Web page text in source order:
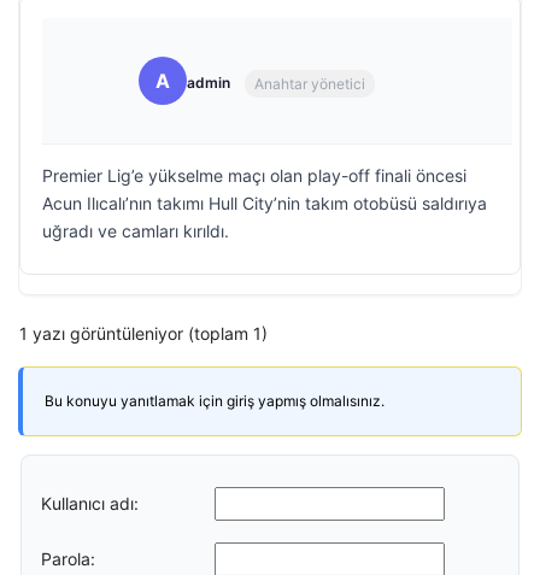
A admin Anahtar yönetici
Premier Lig’e yükselme maçı olan play-off finali öncesi
Acun Ilıcalı’nın takımı Hull City’nin takım otobüsü saldırıya
uğradı ve camları kırıldı.
1 yazı görüntüleniyor (toplam 1)
Bu konuyu yanıtlamak için giriş yapmış olmalısınız.
Kullanıcı adı:
Parola: